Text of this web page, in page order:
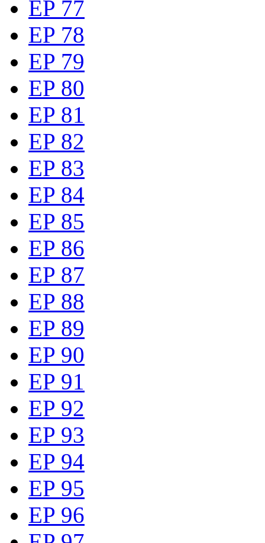
EP 77
EP 78
EP 79
EP 80
EP 81
EP 82
EP 83
EP 84
EP 85
EP 86
EP 87
EP 88
EP 89
EP 90
EP 91
EP 92
EP 93
EP 94
EP 95
EP 96